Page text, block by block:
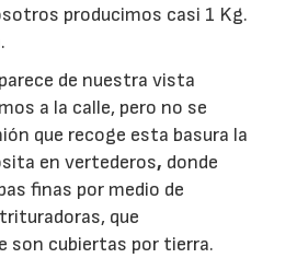
producimos casi 1 Kg.
de nuestra vista
a la calle, pero no se
que recoge esta basura la
en vertederos, donde
finas por medio de
que
son cubiertas por tierra.